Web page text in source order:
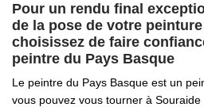
Pour un rendu final
de la pose de votre peinture
choisissez de faire
peintre du Pays Basque
Le peintre du Pays Basque est un
vous pouvez vous tourner à